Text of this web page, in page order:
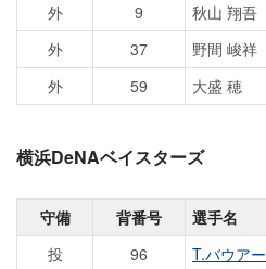
外
9 秋山 翔吾
外
37 野間 峻祥
外
59 大盛 穂
横浜DeNAベイスターズ
守備 背番号 選手名
投
96 T.バウアー